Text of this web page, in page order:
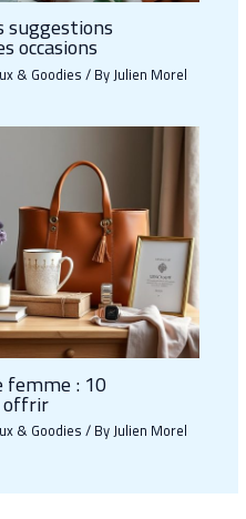
suggestions
occasions
& Goodies/ ByJulien Morel
femme : 10
offrir
& Goodies/ ByJulien Morel